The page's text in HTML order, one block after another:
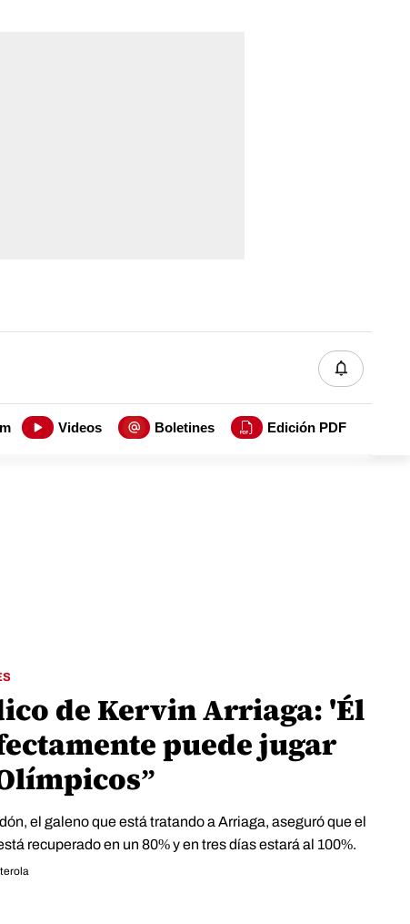
Videos Boletines Edición PDF
de Kervin Arriaga: 'Él
puede jugar
el galeno que está tratando a Arriaga, aseguró que el
recuperado en un 80% y en tres días estará al 100%.